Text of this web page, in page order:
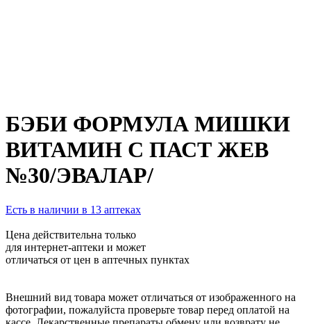
БЭБИ ФОРМУЛА МИШКИ
ВИТАМИН С ПАСТ ЖЕВ
№30/ЭВАЛАР/
Есть в наличии в 13 аптеках
Цена действительна только
для интернет-аптеки и может
отличаться от цен в аптечных пунктах
Внешний вид товара может отличаться от изображенного на
фотографии, пожалуйста проверьте товар перед оплатой на